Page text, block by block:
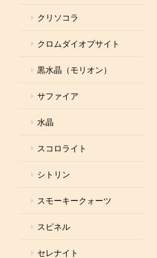
クリソコラ
クロムダイオプサイト
黒水晶（モリオン）
サファイア
水晶
スコロライト
シトリン
スモーキークォーツ
スピネル
セレナイト